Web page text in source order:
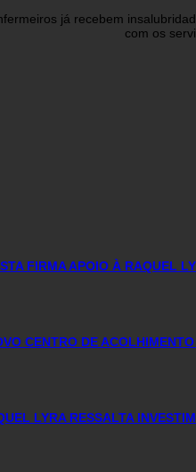
já recebem
com os
FIRMA APOIO À RAQUEL
CENTRO DE
LYRA RESSALTA